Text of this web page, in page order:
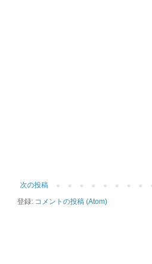
次の投稿
登録: コメントの投稿 (Atom)